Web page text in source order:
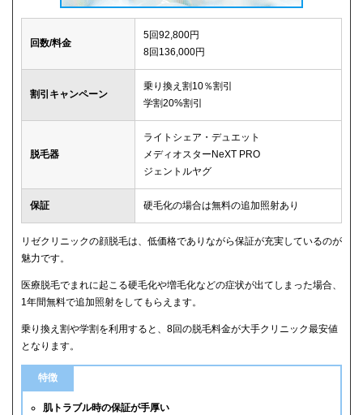
回数/料金
5回92,800円
8回136,000円
割引キャンペーン
乗り換え割10％割引
学割20%割引
脱毛器
ライトシェア・デュエット
メディオスターNeXT PRO
ジェントルヤグ
保証 硬毛化の場合は無料の追加照射あり
リゼクリニックの顔脱毛は、低価格でありながら保証が充実しているのが
魅力です。
医療脱毛でまれに起こる硬毛化や増毛化などの症状が出てしまった場合、
1年間無料で追加照射をしてもらえます。
乗り換え割や学割を利用すると、8回の脱毛料金が大手クリニック最安値
となります。
特徴
肌トラブル時の保証が手厚い